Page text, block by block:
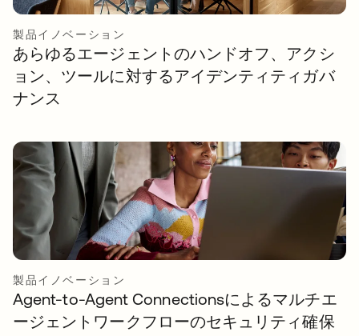
製品イノベーション
あらゆるエージェントのハンドオフ、アクシ
ョン、ツールに対するアイデンティティガバ
ナンス
製品イノベーション
Agent-to-Agent Connectionsによるマルチエ
ージェントワークフローのセキュリティ確保